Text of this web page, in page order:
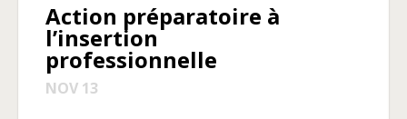
Action préparatoire à
l’insertion
professionnelle
NOV 13